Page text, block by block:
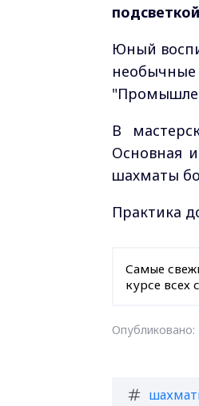
Юный
необычные
В
Основная
шахматы
Практика
Самые
курсе всех
Опубликовано: